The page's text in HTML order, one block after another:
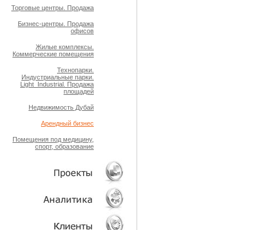
ОБЪЕКТЫ
Торговые центры. Продажа
Бизнес-центры. Продажа
офисов
Жилые комплексы.
Коммерческие помещения
Технопарки.
Индустриальные парки.
Light_Industrial. Продажа
площадей
Недвижимость Дубай
Арендный бизнес
Помещения под медицину,
спорт, образование
ПРОЕКТЫ